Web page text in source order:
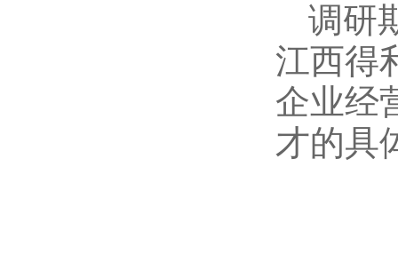
调研
江西得
企业经
才的具